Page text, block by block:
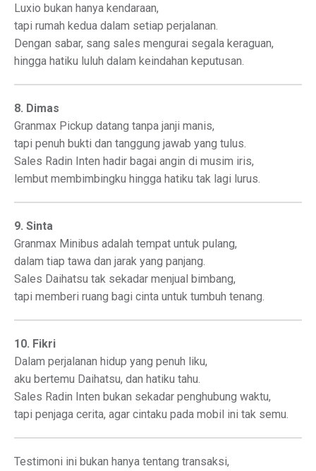
Luxio bukan hanya kendaraan,
tapi rumah kedua dalam setiap perjalanan.
Dengan sabar, sang sales mengurai segala keraguan,
hingga hatiku luluh dalam keindahan keputusan.
8. Dimas
Granmax Pickup datang tanpa janji manis,
tapi penuh bukti dan tanggung jawab yang tulus.
Sales Radin Inten hadir bagai angin di musim iris,
lembut membimbingku hingga hatiku tak lagi lurus.
9. Sinta
Granmax Minibus adalah tempat untuk pulang,
dalam tiap tawa dan jarak yang panjang.
Sales Daihatsu tak sekadar menjual bimbang,
tapi memberi ruang bagi cinta untuk tumbuh tenang.
10. Fikri
Dalam perjalanan hidup yang penuh liku,
aku bertemu Daihatsu, dan hatiku tahu.
Sales Radin Inten bukan sekadar penghubung waktu,
tapi penjaga cerita, agar cintaku pada mobil ini tak semu.
Testimoni ini bukan hanya tentang transaksi,